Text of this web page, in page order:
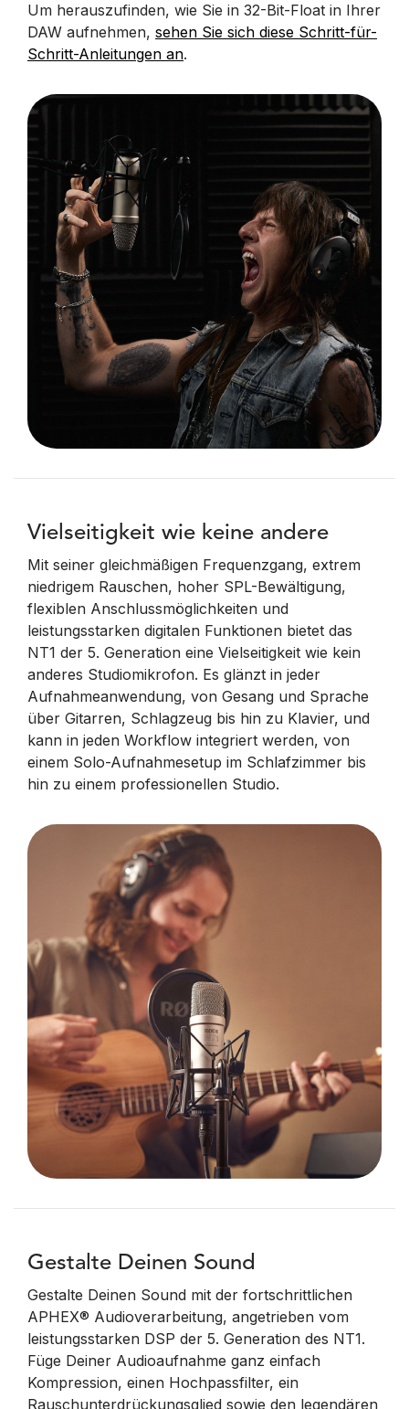
Um herauszufinden, wie Sie in 32-Bit-Float in Ihrer
DAW aufnehmen, sehen Sie sich diese Schritt-für-
Schritt-Anleitungen an.
Vielseitigkeit wie keine andere
Mit seiner gleichmäßigen Frequenzgang, extrem
niedrigem Rauschen, hoher SPL-Bewältigung,
flexiblen Anschlussmöglichkeiten und
leistungsstarken digitalen Funktionen bietet das
NT1 der 5. Generation eine Vielseitigkeit wie kein
anderes Studiomikrofon. Es glänzt in jeder
Aufnahmeanwendung, von Gesang und Sprache
über Gitarren, Schlagzeug bis hin zu Klavier, und
kann in jeden Workflow integriert werden, von
einem Solo-Aufnahmesetup im Schlafzimmer bis
hin zu einem professionellen Studio.
Gestalte Deinen Sound
Gestalte Deinen Sound mit der fortschrittlichen
APHEX® Audioverarbeitung, angetrieben vom
leistungsstarken DSP der 5. Generation des NT1.
Füge Deiner Audioaufnahme ganz einfach
Kompression, einen Hochpassfilter, ein
Rauschunterdrückungsglied sowie den legendären